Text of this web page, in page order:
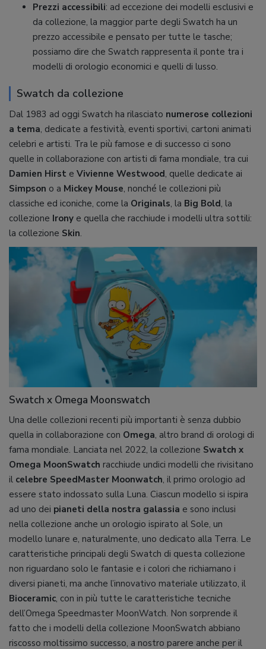
Prezzi accessibili: ad eccezione dei modelli esclusivi e
da collezione, la maggior parte degli Swatch ha un
prezzo accessibile e pensato per tutte le tasche;
possiamo dire che Swatch rappresenta il ponte tra i
modelli di orologio economici e quelli di lusso.
Swatch da collezione
Dal 1983 ad oggi Swatch ha rilasciato numerose collezioni
a tema, dedicate a festività, eventi sportivi, cartoni animati
celebri e artisti. Tra le più famose e di successo ci sono
quelle in collaborazione con artisti di fama mondiale, tra cui
Damien Hirst e Vivienne Westwood, quelle dedicate ai
Simpson o a Mickey Mouse, nonché le collezioni più
classiche ed iconiche, come la Originals, la Big Bold, la
collezione Irony e quella che racchiude i modelli ultra sottili:
la collezione Skin.
Swatch x Omega Moonswatch
Una delle collezioni recenti più importanti è senza dubbio
quella in collaborazione con Omega, altro brand di orologi di
fama mondiale. Lanciata nel 2022, la collezione Swatch x
Omega MoonSwatch racchiude undici modelli che rivisitano
il celebre SpeedMaster Moonwatch, il primo orologio ad
essere stato indossato sulla Luna. Ciascun modello si ispira
ad uno dei pianeti della nostra galassia e sono inclusi
nella collezione anche un orologio ispirato al Sole, un
modello lunare e, naturalmente, uno dedicato alla Terra. Le
caratteristiche principali degli Swatch di questa collezione
non riguardano solo le fantasie e i colori che richiamano i
diversi pianeti, ma anche l’innovativo materiale utilizzato, il
Bioceramic, con in più tutte le caratteristiche tecniche
dell’Omega Speedmaster MoonWatch. Non sorprende il
fatto che i modelli della collezione MoonSwatch abbiano
riscosso moltissimo successo, a nostro parere anche per il